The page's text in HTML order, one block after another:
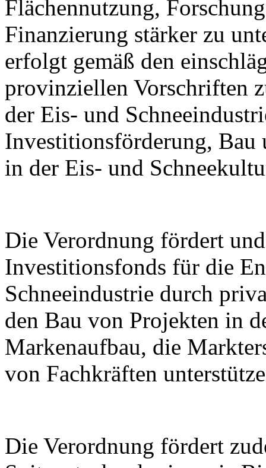
Flächennutzung,
Finanzierung stärker zu
erfolgt gemäß den
provinziellen Vorschriften
der Eis- und
Investitionsförderung,
in der Eis- und
Die Verordnung fördert
Investitionsfonds für die
Schneeindustrie durch
den Bau von Projekten in
Markenaufbau, die
von Fachkräften
Die Verordnung fördert